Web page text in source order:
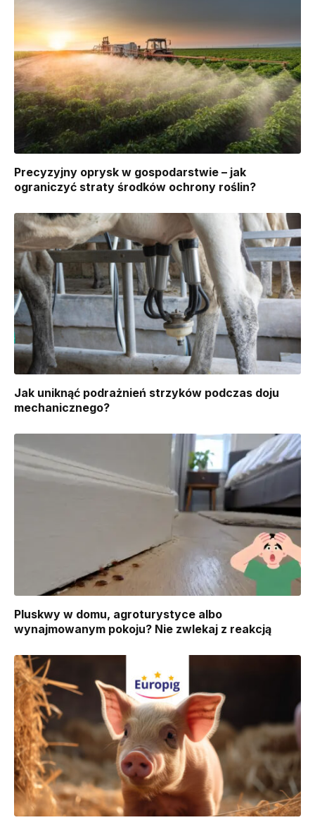
Precyzyjny oprysk w gospodarstwie – jak
ograniczyć straty środków ochrony roślin?
Jak uniknąć podrażnień strzyków podczas doju
mechanicznego?
Pluskwy w domu, agroturystyce albo
wynajmowanym pokoju? Nie zwlekaj z reakcją